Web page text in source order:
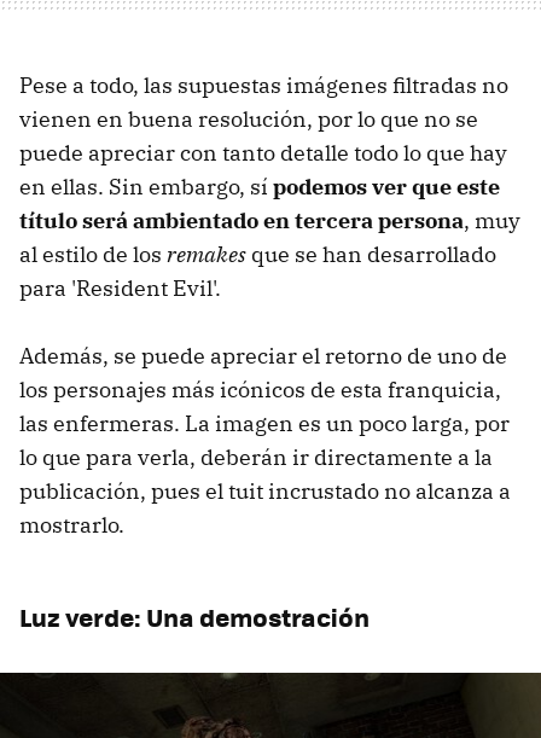
Pese a todo, las supuestas imágenes filtradas no
vienen en buena resolución, por lo que no se
puede apreciar con tanto detalle todo lo que hay
en ellas. Sin embargo, sí podemos ver que este
título será ambientado en tercera persona, muy
al estilo de los remakes que se han desarrollado
para 'Resident Evil'.
Además, se puede apreciar el retorno de uno de
los personajes más icónicos de esta franquicia,
las enfermeras. La imagen es un poco larga, por
lo que para verla, deberán ir directamente a la
publicación, pues el tuit incrustado no alcanza a
mostrarlo.
Luz verde: Una demostración